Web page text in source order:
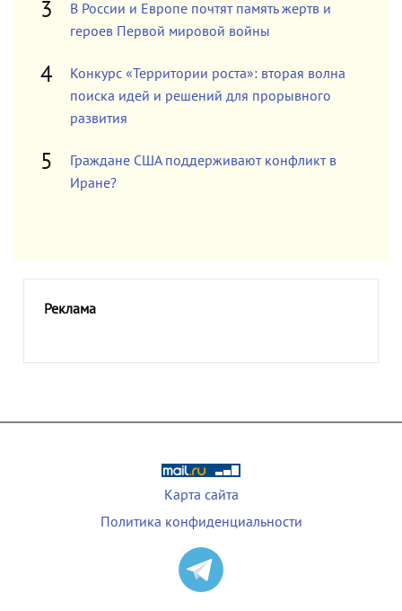
В России и Европе почтят память жертв и
героев Первой мировой войны
Конкурс «Территории роста»: вторая волна
поиска идей и решений для прорывного
развития
Граждане США поддерживают конфликт в
Иране?
Реклама
Карта сайта
Политика конфиденциальности